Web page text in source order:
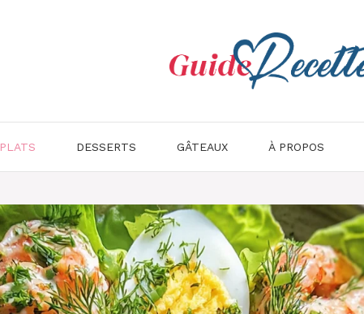
PLATS DESSERTS GÂTEAUX À PROPOS